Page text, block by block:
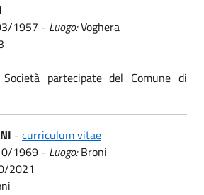
1957 - Luogo:Voghera
partecipate del Comune di
- curriculum vitae
1969 - Luogo:Broni
2021